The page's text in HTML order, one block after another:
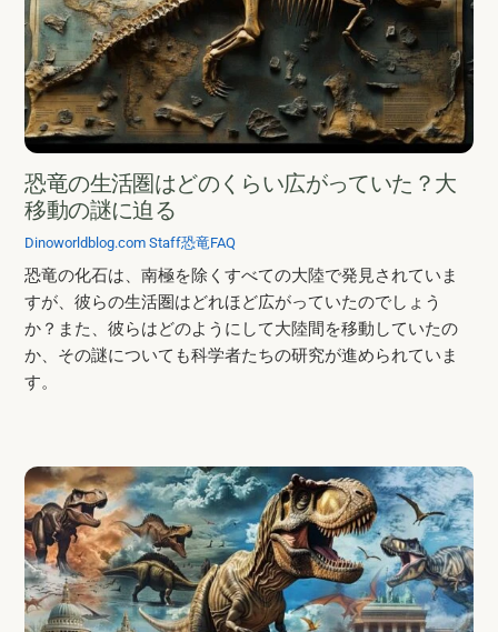
恐竜の生活圏はどのくらい広がっていた？大
移動の謎に迫る
Dinoworldblog.com Staff恐竜FAQ
恐竜の化石は、南極を除くすべての大陸で発見されていま
すが、彼らの生活圏はどれほど広がっていたのでしょう
か？また、彼らはどのようにして大陸間を移動していたの
か、その謎についても科学者たちの研究が進められていま
す。